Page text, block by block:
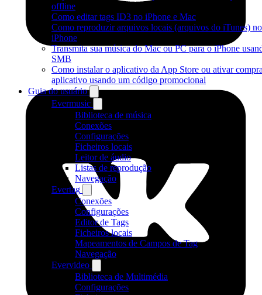
offline
Como editar tags ID3 no iPhone e Mac
Como reproduzir arquivos locais (arquivos do iTunes)
iPhone
Transmita sua música do Mac ou PC para o iPhone
SMB
Como instalar o aplicativo da App Store ou ativar
aplicativo usando um código promocional
Guia do usuário
Evermusic
Biblioteca de música
Conexões
Configurações
Ficheiros locais
Leitor de áudio
Listas de reprodução
Navegação
Evertag
Conexões
Configurações
Editor de Tags
Ficheiros locais
Mapeamentos de Campos de Tag
Navegação
Evervideo
Biblioteca de Multimédia
Configurações